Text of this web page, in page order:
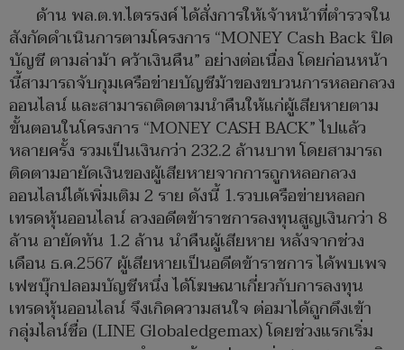
ด้าน พล.ต.ท.ไตรรงค์ ได้สั่งการให้เจ้าหน้าที่ตำรวจใน
สังกัดดำเนินการตามโครงการ “MONEY Cash Back ปิด
บัญชี ตามล่าม้า คว้าเงินคืน” อย่างต่อเนื่อง โดยก่อนหน้า
นี้สามารถจับกุมเครือข่ายบัญชีม้าของขบวนการหลอกลวง
ออนไลน์ และสามารถติดตามนำคืนให้แก่ผู้เสียหายตาม
ขั้นตอนในโครงการ “MONEY CASH BACK” ไปแล้ว
หลายครั้ง รวมเป็นเงินกว่า 232.2 ล้านบาท โดยสามารถ
ติดตามอายัดเงินของผู้เสียหายจากการถูกหลอกลวง
ออนไลน์ได้เพิ่มเติม 2 ราย ดังนี้ 1.รวบเครือข่ายหลอก
เทรดหุ้นออนไลน์ ลวงอดีตข้าราชการลงทุนสูญเงินกว่า 8
ล้าน อายัดทัน 1.2 ล้าน นำคืนผู้เสียหาย หลังจากช่วง
เดือน ธ.ค.2567 ผู้เสียหายเป็นอดีตข้าราชการ ได้พบเพจ
เฟซบุ๊กปลอมบัญชีหนึ่ง ได้โฆษณาเกี่ยวกับการลงทุน
เทรดหุ้นออนไลน์ จึงเกิดความสนใจ ต่อมาได้ถูกดึงเข้า
กลุ่มไลน์ชื่อ (LINE Globaledgemax) โดยช่วงแรกเริ่ม